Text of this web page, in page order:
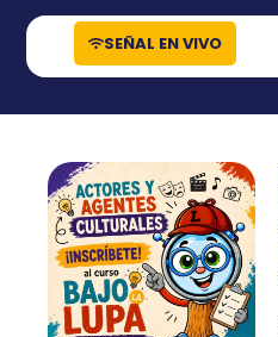
contenido
SEÑAL EN VIVO